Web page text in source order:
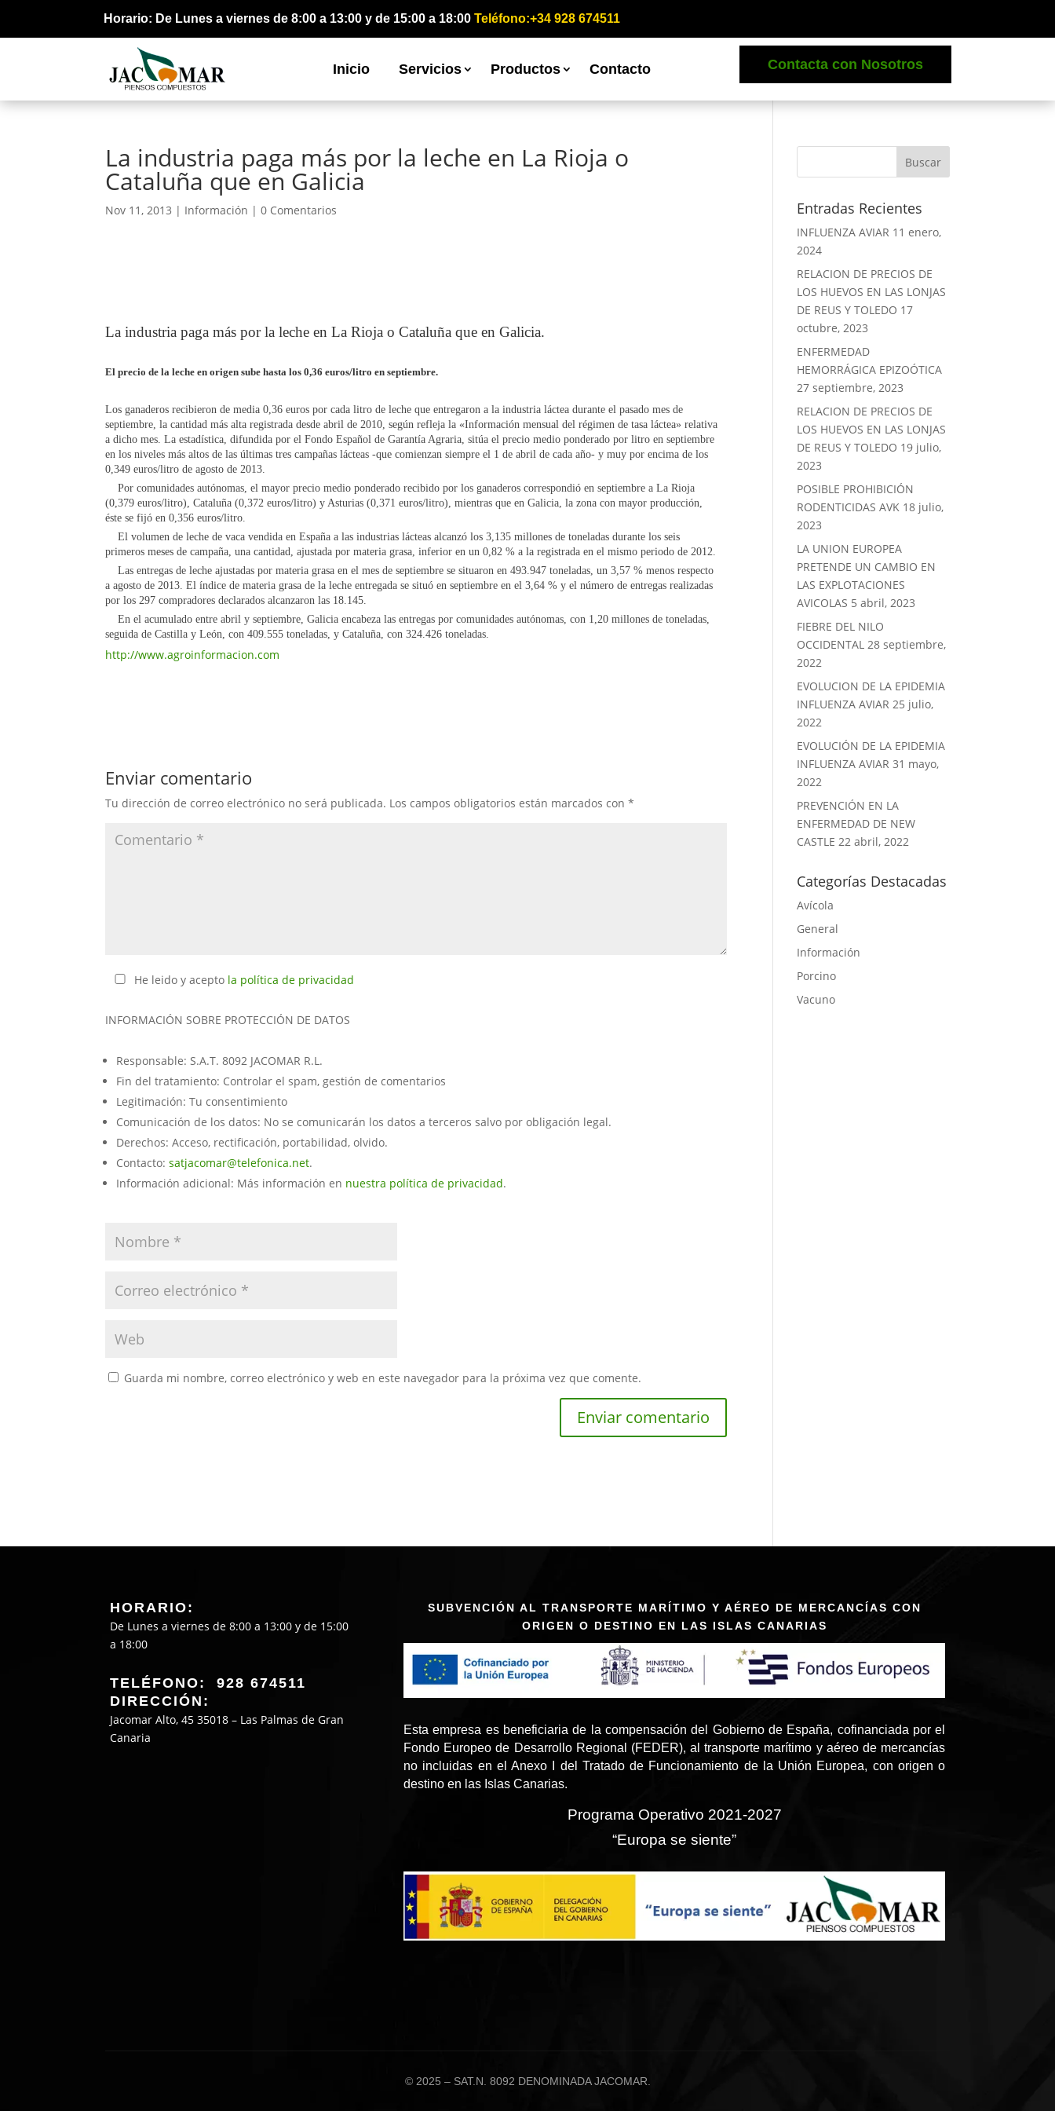
Horario: De Lunes a viernes de 8:00 a 13:00 y de 15:00 a 18:00 Teléfono:+34 928 674511
Inicio Servicios Productos Contacto Contacta con Nosotros
La industria paga más por la leche en La Rioja o
Cataluña que en Galicia
Nov 11, 2013 | Información |0 Comentarios
La industria paga más por la leche en La Rioja o Cataluña que en Galicia.
El precio de la leche en origen sube hasta los 0,36 euros/litro en septiembre.
Los ganaderos recibieron de media 0,36 euros por cada litro de leche que entregaron a la industria láctea durante el pasado mes de
septiembre, la cantidad más alta registrada desde abril de 2010, según refleja la «Información mensual del régimen de tasa láctea» relativa
a dicho mes. La estadística, difundida por el Fondo Español de Garantía Agraria, sitúa el precio medio ponderado por litro en septiembre
en los niveles más altos de las últimas tres campañas lácteas -que comienzan siempre el 1 de abril de cada año- y muy por encima de los
0,349 euros/litro de agosto de 2013.
Por comunidades autónomas, el mayor precio medio ponderado recibido por los ganaderos correspondió en septiembre a La Rioja
(0,379 euros/litro), Cataluña (0,372 euros/litro) y Asturias (0,371 euros/litro), mientras que en Galicia, la zona con mayor producción,
éste se fijó en 0,356 euros/litro.
El volumen de leche de vaca vendida en España a las industrias lácteas alcanzó los 3,135 millones de toneladas durante los seis
primeros meses de campaña, una cantidad, ajustada por materia grasa, inferior en un 0,82 % a la registrada en el mismo periodo de 2012.
Las entregas de leche ajustadas por materia grasa en el mes de septiembre se situaron en 493.947 toneladas, un 3,57 % menos respecto
a agosto de 2013. El índice de materia grasa de la leche entregada se situó en septiembre en el 3,64 % y el número de entregas realizadas
por los 297 compradores declarados alcanzaron las 18.145.
En el acumulado entre abril y septiembre, Galicia encabeza las entregas por comunidades autónomas, con 1,20 millones de toneladas,
seguida de Castilla y León, con 409.555 toneladas, y Cataluña, con 324.426 toneladas.
http://www.agroinformacion.com
Enviar comentario
Tu dirección de correo electrónico no será publicada. Los campos obligatorios están marcados con*
He leido y acepto la política de privacidad
INFORMACIÓN SOBRE PROTECCIÓN DE DATOS
Responsable: S.A.T. 8092 JACOMAR R.L.
Fin del tratamiento: Controlar el spam, gestión de comentarios
Legitimación: Tu consentimiento
Comunicación de los datos: No se comunicarán los datos a terceros salvo por obligación legal.
Derechos: Acceso, rectificación, portabilidad, olvido.
Contacto:satjacomar@telefonica.net.
Información adicional: Más información en nuestra política de privacidad.
Guarda mi nombre, correo electrónico y web en este navegador para la próxima vez que comente.
Entradas Recientes
INFLUENZA AVIAR 11 enero,
2024
RELACION DE PRECIOS DE
LOS HUEVOS EN LAS LONJAS
DE REUS Y TOLEDO 17
octubre, 2023
ENFERMEDAD
HEMORRÁGICA EPIZOÓTICA
27 septiembre, 2023
RELACION DE PRECIOS DE
LOS HUEVOS EN LAS LONJAS
DE REUS Y TOLEDO 19 julio,
2023
POSIBLE PROHIBICIÓN
RODENTICIDAS AVK 18 julio,
2023
LA UNION EUROPEA
PRETENDE UN CAMBIO EN
LAS EXPLOTACIONES
AVICOLAS 5 abril, 2023
FIEBRE DEL NILO
OCCIDENTAL 28 septiembre,
2022
EVOLUCION DE LA EPIDEMIA
INFLUENZA AVIAR 25 julio,
2022
EVOLUCIÓN DE LA EPIDEMIA
INFLUENZA AVIAR 31 mayo,
2022
PREVENCIÓN EN LA
ENFERMEDAD DE NEW
CASTLE 22 abril, 2022
Categorías Destacadas
Avícola
General
Información
Porcino
Vacuno
HORARIO:
De Lunes a viernes de 8:00 a 13:00 y de 15:00
a 18:00
TELÉFONO: 928 674511
DIRECCIÓN:
Jacomar Alto, 45 35018 – Las Palmas de Gran
Canaria
SUBVENCIÓN AL TRANSPORTE MARÍTIMO Y AÉREO DE MERCANCÍAS CON
ORIGEN O DESTINO EN LAS ISLAS CANARIAS
Esta empresa es beneficiaria de la compensación del Gobierno de España, cofinanciada por el
Fondo Europeo de Desarrollo Regional (FEDER), al transporte marítimo y aéreo de mercancías
no incluidas en el Anexo I del Tratado de Funcionamiento de la Unión Europea, con origen o
destino en las Islas Canarias.
Programa Operativo 2021-2027
“Europa se siente”
© 2025 – SAT.N. 8092 DENOMINADA JACOMAR.